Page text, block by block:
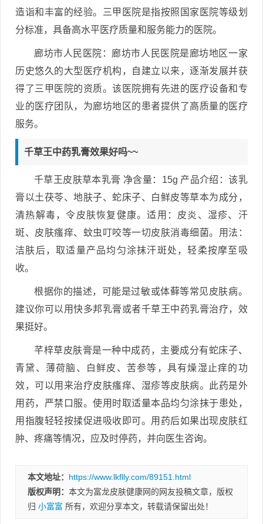
造诣和丰富的经验。三甲医院是指按照国家医院等级划
分标准，具备高水平医疗质量和服务能力的医院。
廊坊市人民医院：廊坊市人民医院是廊坊地区一家
历史悠久的大型医疗机构，自建立以来，逐渐发展并获
得了三甲医院的资质。该医院拥有先进的医疗设备和专
业的医疗团队，为廊坊地区的患者提供了高质量的医疗
服务。
千草王中药乳膏效果好吗~~
千草王皮肤草本乳膏 净含量：15g 产品介绍：该乳
膏以土茯苓、地肤子、蛇床子、白鲜皮等草本为成分，
清热解毒，令皮肤恢复健康。适用：皮炎、湿疹、汗
斑、皮肤瘙痒、蚊虫叮咬等一切皮肤消毒细菌。用法：
洁肤后，取适量产品均匀涂抹汗斑处，轻柔按摩至吸
收。
根据你的描述，可能是过敏或体藓等常见皮肤病。
建议你可以用快多邦乳膏或者千草王中药乳膏治疗，效
果挺好。
芊梓草皮肤膏是一种中成药，主要成分有蛇床子、
青黛、薄荷脑、白鲜皮、苦参等，具有燥湿止痒的功
效，可以用来治疗皮肤瘙痒、湿疹等皮肤病。此药是外
用药，严禁口服。使用时取适量本品均匀涂抹于患处，
用指腹轻轻按揉促进吸收即可。用药后如果出现皮肤红
肿、疼痛等情况，应及时停药，并向医生咨询。
本文地址： https://www.lkflly.com/89151.html
版权声明： 本文为富龙皮肤健康网的网友投稿文章，版权
归 小富富 所有，欢迎分享本文，转载请保留出处！